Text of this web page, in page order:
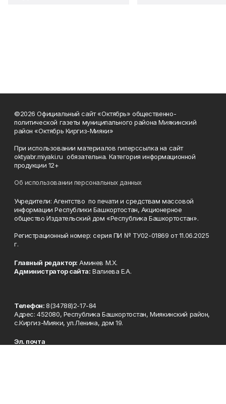
©2026 Официальный сайт «Октябрь» общественно-
политической газеты муниципального района Миякинский
район «Октябрь Киргиз-Мияки»
При использовании материалов гиперссылка на сайт
oktyabr.miyaki.ru обязательна. Категория информационной
продукции 12+
Об использовании персональных данных
Учредители: Агентство по печати и средствам массовой
информации Республики Башкортостан, Акционерное
общество Издательский дом «Республика Башкортостан».
Регистрационный номер: серия ПИ № ТУ02-01869 от 11.06.2025
г.
Главный редактор: Аминев М.Х.
Администратор сайта: Валиева Е.А.
Телефон:8(34788)2-17-84
Адрес: 452080, Республика Башкортостан, Миякинский район,
с.Киргиз-Мияки, ул.Ленина, дом 19.
Эл. почта